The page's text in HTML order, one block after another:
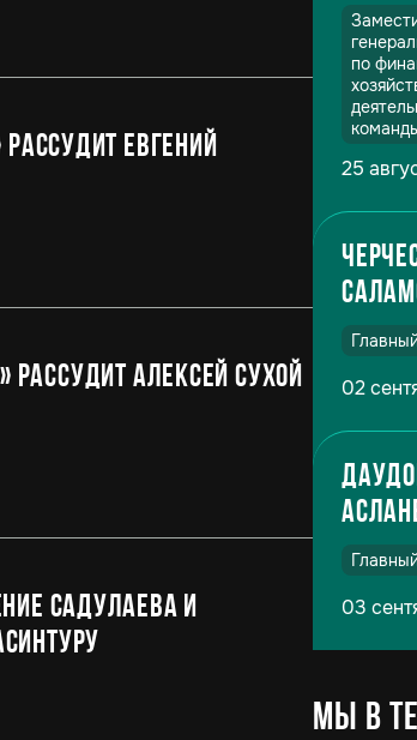
по
25
02
03
МЫ в
Евгений
рассудит Алексей Сухой
Садулаева и